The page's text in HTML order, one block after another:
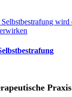
Praxis